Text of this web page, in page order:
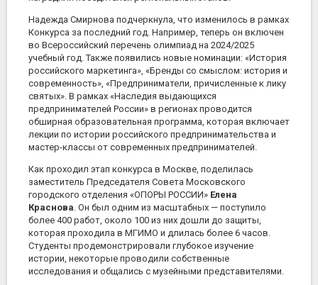
Надежда Смирнова подчеркнула, что изменилось в рамках
Конкурса за последний год. Например, теперь он включен
во Всероссийский перечень олимпиад на 2024/2025
учебный год. Также появились новые номинации: «История
российского маркетинга», «Бренды со смыслом: история и
современность», «Предприниматели, причисленные к лику
святых». В рамках «Наследия выдающихся
предпринимателей России» в регионах проводится
обширная образовательная программа, которая включает
лекции по истории российского предпринимательства и
мастер-классы от современных предпринимателей.
Как проходил этап конкурса в Москве, поделилась
заместитель Председателя Совета Московского
городского отделения «ОПОРЫ РОССИИ» Елена
Краснова. Он был одним из масштабных — поступило
более 400 работ, около 100 из них дошли до защиты,
которая проходила в МГИМО и длилась более 6 часов.
Студенты продемонстрировали глубокое изучение
истории, некоторые проводили собственные
исследования и общались с музейными представителями.